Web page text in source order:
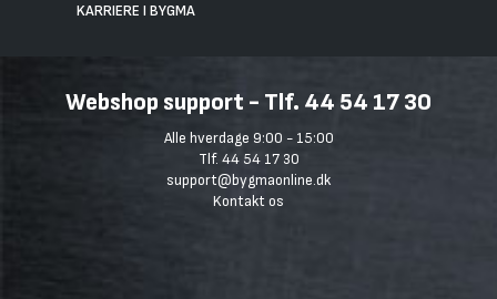
KARRIERE I BYGMA
Webshop support - Tlf. 44 54 17 30
Alle hverdage 9:00 - 15:00
Tlf. 44 54 17 30
support@bygmaonline.dk
Kontakt os